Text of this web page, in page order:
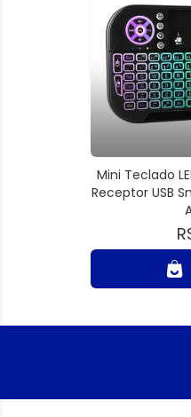
Mini Teclado
Receptor USB